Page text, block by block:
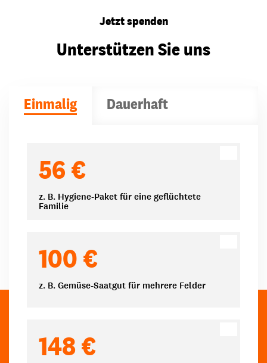
Jetzt spenden
Unterstützen Sie uns
Einmalig Dauerhaft
56 €
z. B. Hygiene-Paket für eine geflüchtete
Familie
100 €
z. B. Gemüse-Saatgut für mehrere Felder
148 €